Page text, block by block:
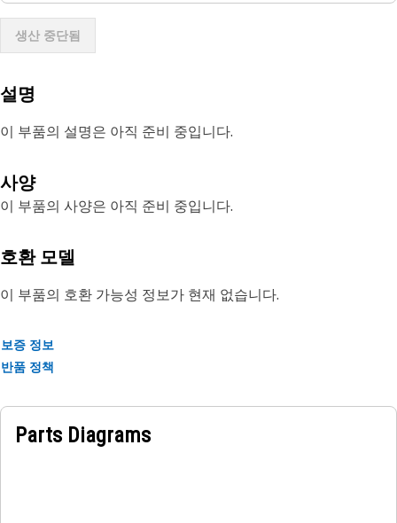
생산 중단됨
설명
이 부품의 설명은 아직 준비 중입니다.
사양
이 부품의 사양은 아직 준비 중입니다.
호환 모델
이 부품의 호환 가능성 정보가 현재 없습니다.
보증 정보
반품 정책
Parts Diagrams